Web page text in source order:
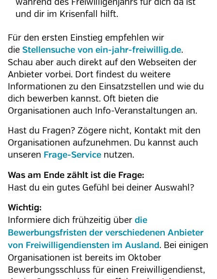
und dir im Krisenfall hilft.
Für den ersten Einstieg empfehlen wir
die Stellensuche von ein-jahr-freiwillig.de.
Schau aber auch direkt auf den Webseiten der
Anbieter vorbei. Dort findest du weitere
Informationen zu den Einsatzstellen und wie du
dich bewerben kannst. Oft bieten die
Organisationen auch Info-Veranstaltungen an.
Hast du Fragen? Zögere nicht, Kontakt mit den
Organisationen aufzunehmen. Du kannst auch
unseren Frage-Service nutzen.
Was am Ende zählt ist die Frage:
Hast du ein gutes Gefühl bei deiner Auswahl?
Wichtig:
Informiere dich frühzeitig über die
Bewerbungsfristen der verschiedenen Anbieter
von Freiwilligendiensten im Ausland . Bei einigen
Organisationen ist bereits im Oktober
Bewerbungsschluss für einen Freiwilligendienst,